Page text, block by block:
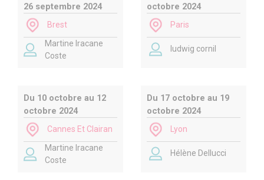
26 septembre 2024
Brest
Martine Iracane
Coste
octobre 2024
Paris
ludwig cornil
Du 10 octobre au 12
octobre 2024
Cannes Et Clairan
Martine Iracane
Coste
Du 17 octobre au 19
octobre 2024
Lyon
Hélène Dellucci